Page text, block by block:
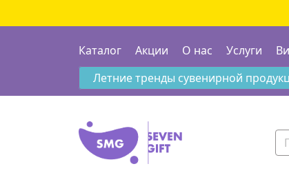
Каталог Акции О нас Услуги
Летние тренды сувенирной